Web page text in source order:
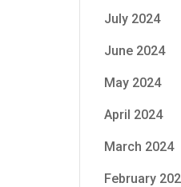
July 2024
June 2024
May 2024
April 2024
March 2024
February